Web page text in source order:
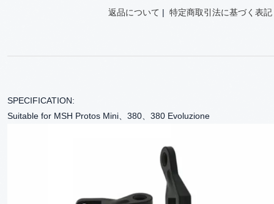
返品について | 特定商取引法に基づく表記
SPECIFICATION:
Suitable for MSH Protos Mini、380、380 Evoluzione